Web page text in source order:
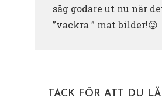
såg godare ut nu när
”vackra ” mat bilder!😜
TACK FÖR ATT DU